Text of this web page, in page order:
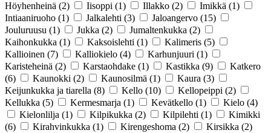
Höyhenheinä (2) Iisoppi (1) Illakko (2) Imikkä (1)
Intiaaniruoho (1) Jalkalehti (3) Jaloangervo (15)
Jouluruusu (1) Jukka (2) Jumaltenkukka (2)
Kaihonkukka (1) Kaksoislehti (1) Kalimeris (5)
Kallioinen (7) Kalliokielo (4) Karhunjuuri (1)
Karisteheinä (2) Karstaohdake (1) Kastikka (9)
Katkero
(6)
Kaunokki (2) Kaunosilmä (1) Kaura (3)
Keijunkukka ja tiarella (8) Kello (10) Kellopeippi (2)
Kellukka (5) Kermesmarja (1) Kevätkello (1) Kielo (4)
Kielonlilja (1) Kilpikukka (2) Kilpilehti (1)
Kimikki
(6)
Kirahvinkukka (1) Kirengeshoma (2) Kirsikka (2)